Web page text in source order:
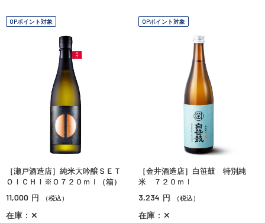
OPポイント対象
［瀬戸酒造店］純米大吟醸ＳＥＴ
ＯＩＣＨＩ※Ｏ７２０ｍｌ（箱）
11,000 円 （税込）
在庫：✕
OPポイント対象
［金井酒造店］白笹鼓 特別純
米 ７２０ｍｌ
3,234 円 （税込）
在庫：✕